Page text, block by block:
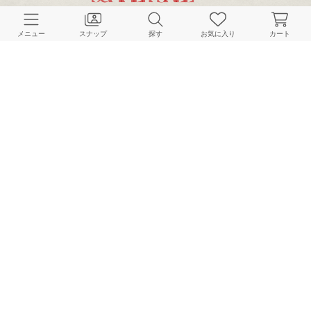
CUSTOMER SERVICE
メニュー スナップ 探す お気に入り カート